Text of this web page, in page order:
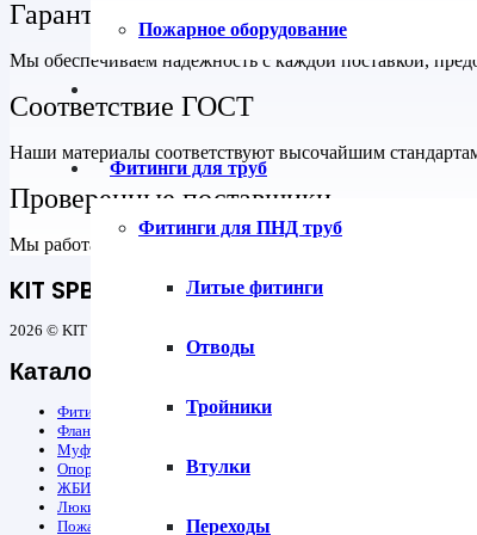
Пожарное оборудование
Фитинги для труб
Фитинги для ПНД труб
Литые фитинги
Отводы
Тройники
Втулки
Переходы
Гарантия на все товары
Мы обеспечиваем надежность с каждой поставкой,
Соответствие ГОСТ
Наши материалы соответствуют высочайшим
Проверенные поставщики
Мы работаем только с надежными поставщиками, что
KIT SPB
2026 © KIT SPB — все для строительства инженерных сетей
Каталог
Фитинги для труб
Фланцы
Муфты защитные ПЭ
Опорно-направляющие кольца ОНК и герметизирующие
ЖБИ
Люки
Пожарное оборудование